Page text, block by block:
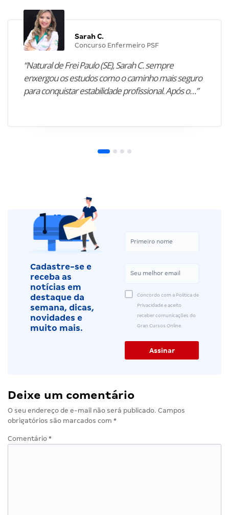
Sarah C.
Concurso Enfermeiro PSF
“Natural de Frei Paulo (SE), Sarah C. sempre
enxergou os estudos como o caminho mais seguro
para conquistar estabilidade profissional. Após o…”
Cadastre-se e
receba as
notícias em
destaque da
semana, dicas,
novidades e
muito mais.
Concordo com a Política de
Privacidade e aceito
receber comunicações do
Gran Cursos Online.
Deixe um comentário
O seu endereço de e-mail não será publicado. Campos
obrigatórios são marcados com *
Comentário *